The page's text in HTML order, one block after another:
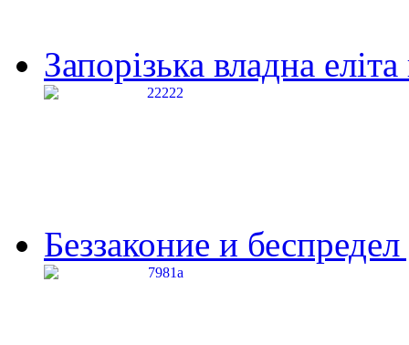
Запорізька владна
Беззаконие и